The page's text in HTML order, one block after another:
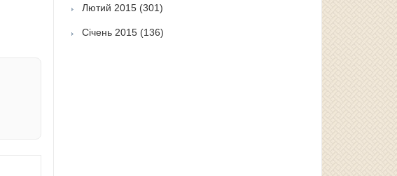
Лютий 2015(301)
Січень 2015(136)